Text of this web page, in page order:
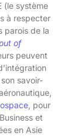
(le système
à respecter
parois de la
of
peuvent
savoir-
, pour
et
en Asie